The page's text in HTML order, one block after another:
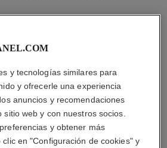
y tecnologías similares para
y ofrecerle una experiencia
anuncios y recomendaciones
web y con nuestros socios.
y obtener más
en "Configuración de cookies" y